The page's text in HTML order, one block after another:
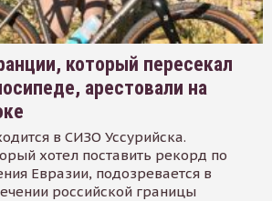
который пересекал
арестовали на
в СИЗО Уссурийска.
хотел поставить рекорд по
Евразии, подозревается в
российской границы